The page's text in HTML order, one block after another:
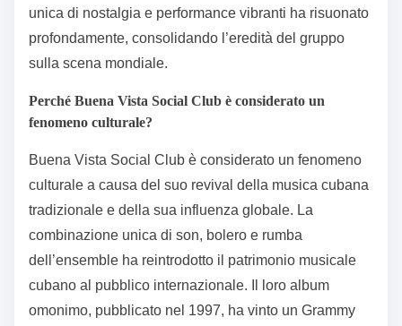
unica di nostalgia e performance vibranti ha risuonato
profondamente, consolidando l’eredità del gruppo
sulla scena mondiale.
Perché Buena Vista Social Club è considerato un
fenomeno culturale?
Buena Vista Social Club è considerato un fenomeno
culturale a causa del suo revival della musica cubana
tradizionale e della sua influenza globale. La
combinazione unica di son, bolero e rumba
dell’ensemble ha reintrodotto il patrimonio musicale
cubano al pubblico internazionale. Il loro album
omonimo, pubblicato nel 1997, ha vinto un Grammy